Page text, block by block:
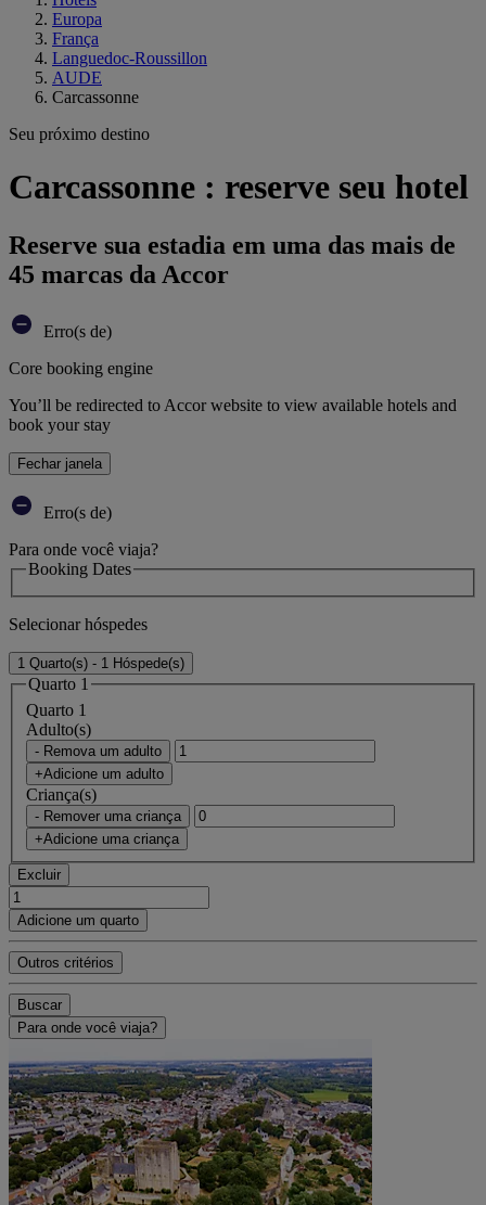
Europa
França
Languedoc-Roussillon
AUDE
Carcassonne
Seu próximo destino
Carcassonne : reserve seu hotel
Reserve sua estadia em uma das mais de
45 marcas da Accor
Erro(s de)
Core booking engine
You’ll be redirected to Accor website to view available hotels and
book your stay
Fechar janela
Erro(s de)
Para onde você viaja?
Booking Dates
Selecionar hóspedes
1 Quarto(s) - 1 Hóspede(s)
Quarto 1
Quarto 1
Adulto(s)
- Remova um adulto
+Adicione um adulto
Criança(s)
- Remover uma criança
+Adicione uma criança
Excluir
Adicione um quarto
Outros critérios
Buscar
Para onde você viaja?